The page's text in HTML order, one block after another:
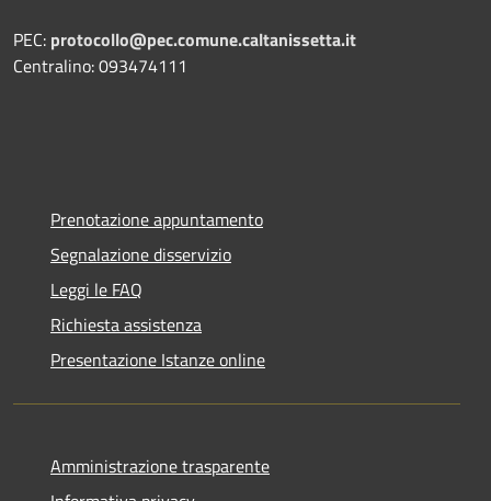
PEC: protocollo@pec.comune.caltanissetta.it
Centralino: 093474111
Prenotazione appuntamento
Segnalazione disservizio
Leggi le FAQ
Richiesta assistenza
Presentazione Istanze online
Amministrazione trasparente